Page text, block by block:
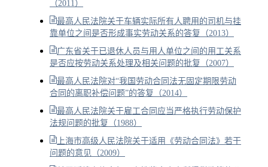
（2011）
最高人民法院关于车辆实际所有人聘用的司机与挂
靠单位之间是否形成事实劳动关系的答复（2013）
广东省关于已退休人员与用人单位之间的用工关系
是否应按劳动关系处理及相关问题的批复（2007）
最高人民法院对“我国劳动合同法无固定期限劳动
合同的离职补偿问题”的答复（2014）
最高人民法院关于雇工合同应当严格执行劳动保护
法规问题的批复（1988）
上海市高级人民法院关于适用《劳动合同法》若干
问题的意见（2009）